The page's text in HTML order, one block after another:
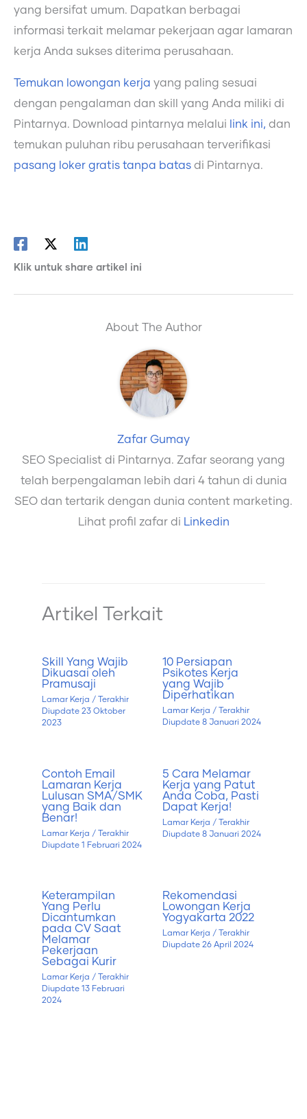
yang bersifat umum. Dapatkan berbagai
informasi terkait melamar pekerjaan agar lamaran
kerja Anda sukses diterima perusahaan.
Temukan lowongan kerja yang paling sesuai
dengan pengalaman dan skill yang Anda miliki di
Pintarnya. Download pintarnya melalui
link ini, dan
temukan puluhan ribu perusahaan terverifikasi
pasang loker gratis tanpa batas di Pintarnya.
Klik untuk share artikel ini
About The Author
Zafar Gumay
SEO Specialist di Pintarnya. Zafar seorang yang
telah berpengalaman lebih dari 4 tahun di dunia
SEO dan tertarik dengan dunia content marketing.
Lihat profil zafar di Linkedin
Artikel Terkait
Skill Yang Wajib
Dikuasai oleh
Pramusaji
Lamar Kerja / Terakhir
Diupdate 23 Oktober
2023
10 Persiapan
Psikotes Kerja
yang Wajib
Diperhatikan
Lamar Kerja / Terakhir
Diupdate8 Januari 2024
Contoh Email
Lamaran Kerja
Lulusan SMA/SMK
yang Baik dan
Benar!
Lamar Kerja / Terakhir
Diupdate 1 Februari 2024
5 Cara Melamar
Kerja yang Patut
Anda Coba, Pasti
Dapat Kerja!
Lamar Kerja / Terakhir
Diupdate8 Januari 2024
Keterampilan
Yang Perlu
Dicantumkan
pada CV Saat
Melamar
Pekerjaan
Sebagai Kurir
Lamar Kerja / Terakhir
Diupdate 13 Februari
2024
Rekomendasi
Lowongan Kerja
Yogyakarta 2022
Lamar Kerja / Terakhir
Diupdate26 April 2024